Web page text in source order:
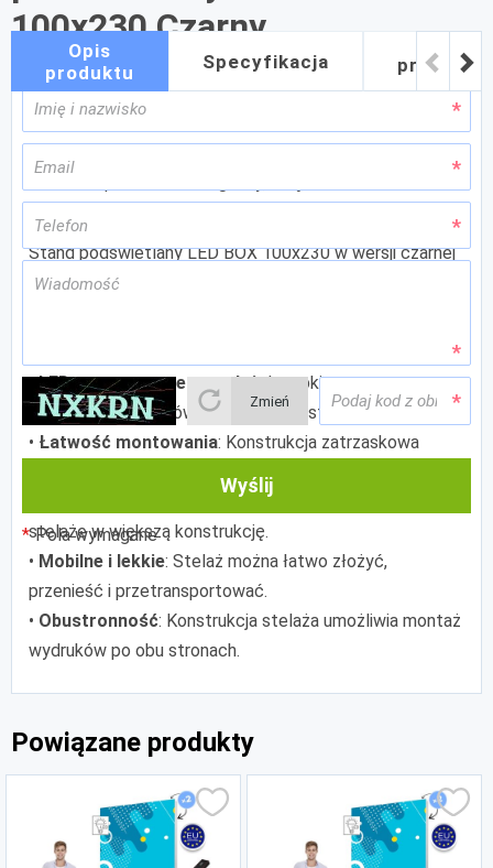
100x230 Czarny
Zmień
Wyślij
Pola wymagane
Opis
produktu
Specyfikacja
Stand modułowy LED BOX o szerokości 100cm i
Stand podświetlany LED BOX 100x230 w wersji czarnej
prezentuje sobą wiele zalet:
•LED wmontowane w stelaż: Lampki są
rozmieszczone w równomiernych odstępach na stelażu.
• Łatwość montowania: Konstrukcja zatrzaskowa
eliminuje konieczność używania narzędzi.
: Dzięki magnesom można połączyć
stelaże w większą konstrukcję.
• Mobilne i lekkie: Stelaż można łatwo złożyć,
przenieść i przetransportować.
• Obustronność: Konstrukcja stelaża umożliwia montaż
wydruków po obu stronach.
Powiązane produkty